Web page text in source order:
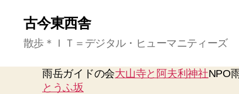
古今東西舎
散歩＊ＩＴ＝デジタル・ヒューマニティーズ
雨岳ガイドの会大山寺と阿夫利神社NPO
とうふ坂